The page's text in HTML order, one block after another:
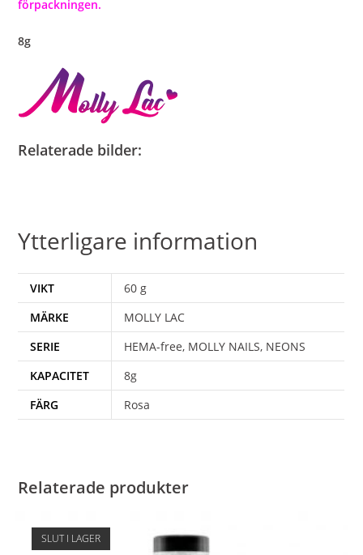
förpackningen.
8g
Relaterade bilder:
Ytterligare information
VIKT
60 g
MÄRKE
MOLLY LAC
SERIE
HEMA-free, MOLLY NAILS, NEONS
KAPACITET
8g
FÄRG
Rosa
Relaterade produkter
SLUT I LAGER